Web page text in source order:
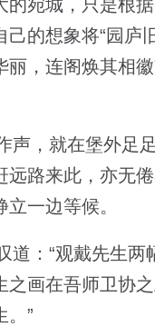
的宛城，只是根
己的想象将“园庐
丽，连阁焕其相
，就在堡外足
远路来此，亦无倦
一边等候。
：“观戴先生两
之画在吾师卫协
。”